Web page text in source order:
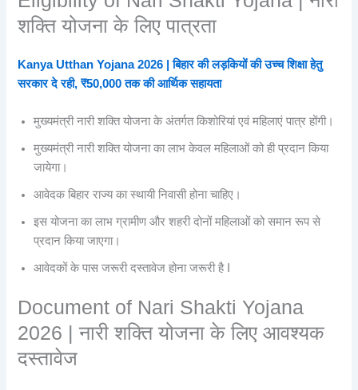
शक्ति योजना के लिए पात्रता
Kanya Utthan Yojana 2026 | बिहार की लड़कियों की उच्च शिक्षा हेतु
सरकार दे रही, ₹50,000 तक की आर्थिक सहायता
मुख्यमंत्री नारी शक्ति योजना के अंतर्गत किशोरियां एवं महिलाएं पात्र होंगी।
मुख्यमंत्री नारी शक्ति योजना का लाभ केवल महिलाओं को ही प्रदान किया
जायेगा।
आवेदक बिहार राज्य का स्थायी निवासी होना चाहिए।
इस योजना का लाभ ग्रामीण और शहरी दोनों महिलाओं को समान रूप से
प्रदान किया जाएगा।
आवेदकों के पास जरूरी दस्तावेज होना जरूरी है I
Document of Nari Shakti Yojana
2026 | नारी शक्ति योजना के लिए आवश्यक
दस्तावेज